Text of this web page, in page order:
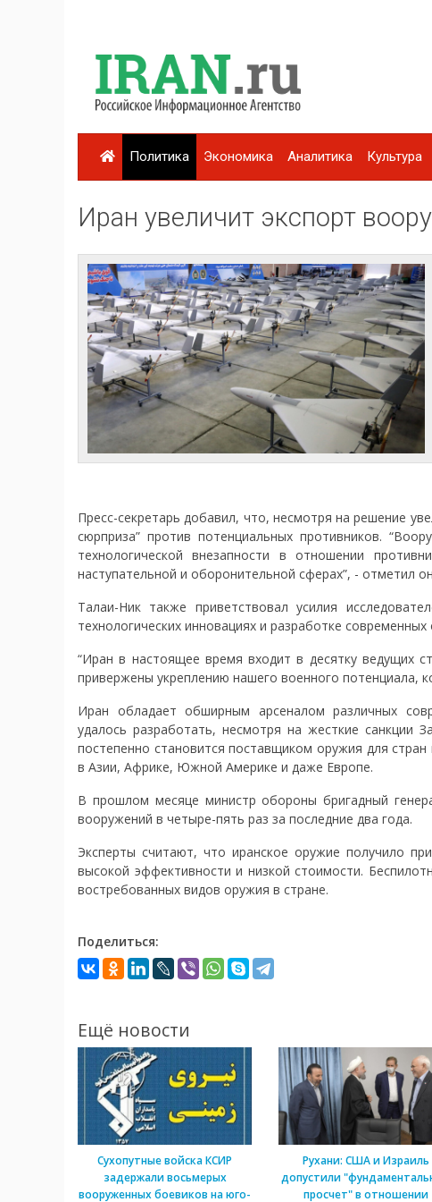
Политика Экономика Аналитика Культура
Иран увеличит экспорт
Пресс-секретарь добавил, что, несмотря на решение
сюрприза” против потенциальных противников.
технологической внезапности в отношении
наступательной и оборонительной сферах”, - отметил
Талаи-Ник также приветствовал усилия
технологических инновациях и разработке
“Иран в настоящее время входит в десятку ведущих
привержены укреплению нашего военного потенциала,
Иран обладает обширным арсеналом различных
удалось разработать, несмотря на жесткие санкции
постепенно становится поставщиком оружия для
в Азии, Африке, Южной Америке и даже Европе.
В прошлом месяце министр обороны бригадный
вооружений в четыре-пять раз за последние два года.
Эксперты считают, что иранское оружие получило
высокой эффективности и низкой стоимости.
востребованных видов оружия в стране.
Поделиться:
Ещё новости
Сухопутные войска КСИР
задержали восьмерых
вооруженных боевиков на юго-
Рухани: США и Израиль
допустили
просчет" в отношении